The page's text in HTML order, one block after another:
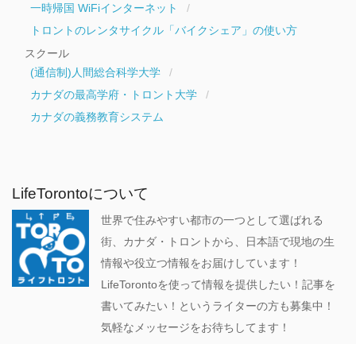
一時帰国 WiFiインターネット
トロントのレンタサイクル「バイクシェア」の使い方
スクール
(通信制)人間総合科学大学
カナダの最高学府・トロント大学
カナダの義務教育システム
LifeTorontoについて
世界で住みやすい都市の一つとして選ばれる
街、カナダ・トロントから、日本語で現地の生
情報や役立つ情報をお届けしています！
LifeTorontoを使って情報を提供したい！記事を
書いてみたい！というライターの方も募集中！
気軽なメッセージをお待ちしてます！